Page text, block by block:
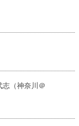
（神奈川＠